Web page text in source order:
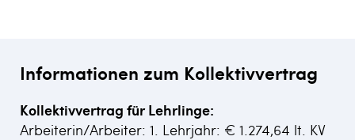
Informationen zum Kollektivvertrag
Kollektivvertrag für Lehrlinge:
Arbeiterin/Arbeiter: 1. Lehrjahr: € 1.274,64 lt. KV